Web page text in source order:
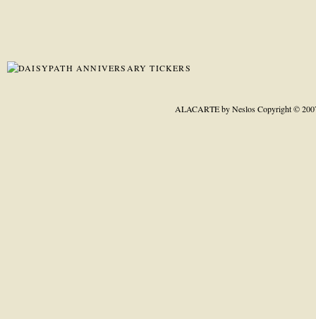
ALACARTE by NeslosCopyright ©